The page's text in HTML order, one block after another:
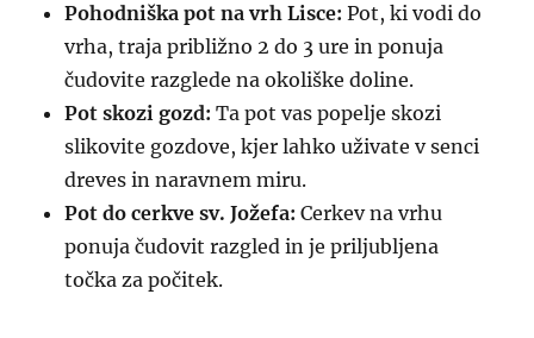
Pohodniška pot na vrh Lisce: Pot, ki vodi do
vrha, traja približno 2 do 3 ure in ponuja
čudovite razglede na okoliške doline.
Pot skozi gozd: Ta pot vas popelje skozi
slikovite gozdove, kjer lahko uživate v senci
dreves in naravnem miru.
Pot do cerkve sv. Jožefa: Cerkev na vrhu
ponuja čudovit razgled in je priljubljena
točka za počitek.